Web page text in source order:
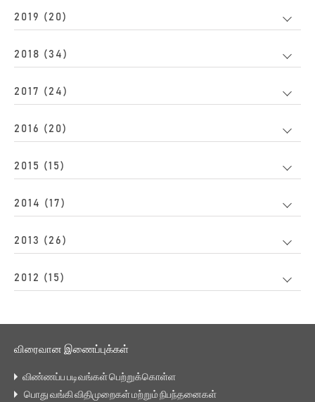
2019 (20)
2018 (34)
2017 (24)
2016 (20)
2015 (15)
2014 (17)
2013 (26)
2012 (15)
விரைவான இணைப்புக்கள்
விண்ணப்ப படிவங்கள் பெற்றுக்கொள்ள
பொது வங்கி விதிமுறைகள் மற்றும் நிபந்தனைகள்